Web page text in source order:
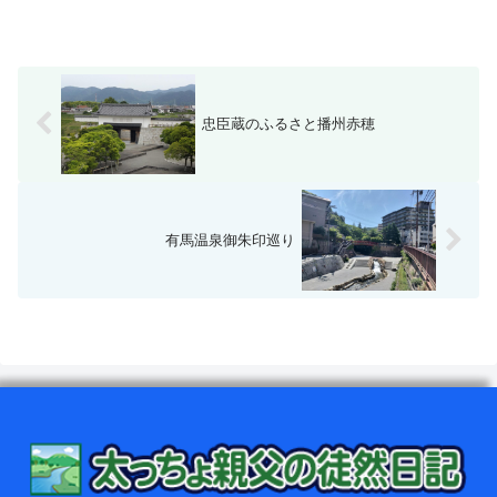
忠臣蔵のふるさと播州赤穂
有馬温泉御朱印巡り